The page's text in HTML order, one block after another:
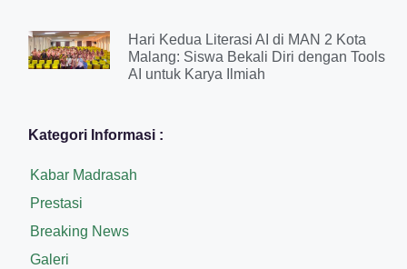
Hari Kedua Literasi AI di MAN 2 Kota
Malang: Siswa Bekali Diri dengan Tools
AI untuk Karya Ilmiah
Kategori Informasi :
Kabar Madrasah
Prestasi
Breaking News
Galeri